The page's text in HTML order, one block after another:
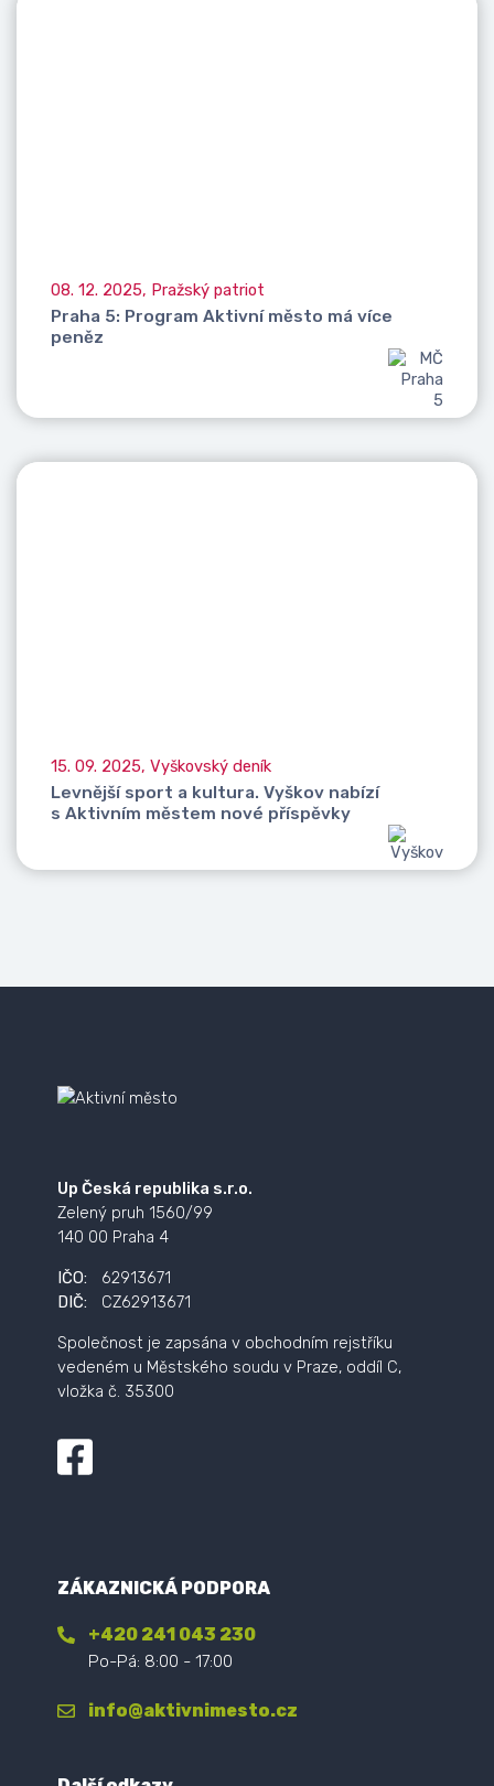
08. 12. 2025, Pražský patriot
Praha 5: Program Aktivní město má více
peněz
15. 09. 2025, Vyškovský deník
Levnější sport a kultura. Vyškov nabízí
s Aktivním městem nové příspěvky
Up Česká republika s.r.o.
Zelený pruh 1560/99
140 00 Praha 4
IČO:
62913671
DIČ:
CZ62913671
Společnost je zapsána v obchodním rejstříku
vedeném u Městského soudu v Praze, oddíl C,
vložka č. 35300
ZÁKAZNICKÁ PODPORA
+420 241 043 230
Po-Pá: 8:00 - 17:00
info@aktivnimesto.cz